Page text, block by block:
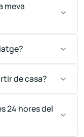
meva
de casa?
24 hores del